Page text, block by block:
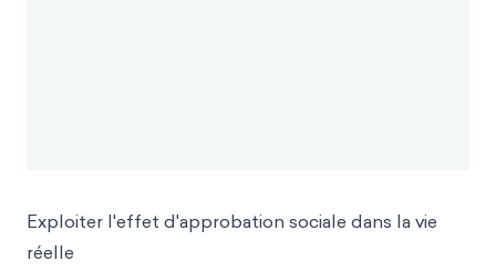
Exploiter l'effet d'approbation sociale dans la vie
réelle